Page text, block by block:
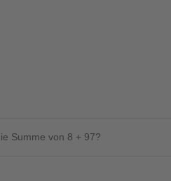
Summe von 8 + 97?